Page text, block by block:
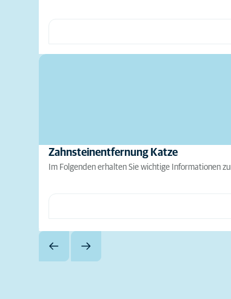
Zahnsteinentfernung Katze
Im Folgenden erhalten Sie wichtige Informationen